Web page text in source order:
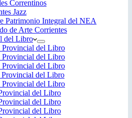
Correntinos
Jazz
Patrimonio Integral del NEA
de Arte Corrientes
del Libro
Provincial del Libro
Provincial del Libro
Provincial del Libro
Provincial del Libro
Provincial del Libro
del Libro
del Libro
del Libro